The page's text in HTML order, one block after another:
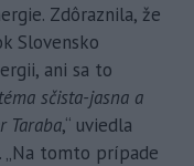
Zdôraznila, že
Slovensko
ani sa to
sčista-jasna a
Taraba,“ uviedla
„Na tomto prípade